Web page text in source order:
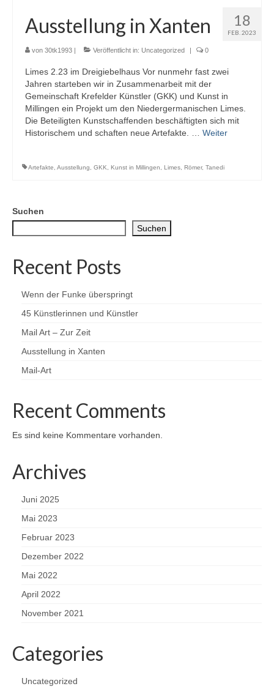
18
FEB. 2023
Ausstellung in Xanten
von 30tk1993 | Veröffentlicht in: Uncategorized | 0
Limes 2.23 im Dreigiebelhaus Vor nunmehr fast zwei
Jahren starteben wir in Zusammenarbeit mit der
Gemeinschaft Krefelder Künstler (GKK) und Kunst in
Millingen ein Projekt um den Niedergermanischen Limes.
Die Beteiligten Kunstschaffenden beschäftigten sich mit
Historischem und schaften neue Artefakte. … Weiter
Artefakte Ausstellung GKK Kunst in Millingen Limes Römer, Tanedi
Suchen
Suchen
Recent Posts
Wenn der Funke überspringt
45 Künstlerinnen und Künstler
Mail Art – Zur Zeit
Ausstellung in Xanten
Mail-Art
Recent Comments
Es sind keine Kommentare vorhanden.
Archives
Juni 2025
Mai 2023
Februar 2023
Dezember 2022
Mai 2022
April 2022
November 2021
Categories
Uncategorized